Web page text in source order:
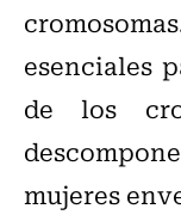
esenciales
de los
mujeres